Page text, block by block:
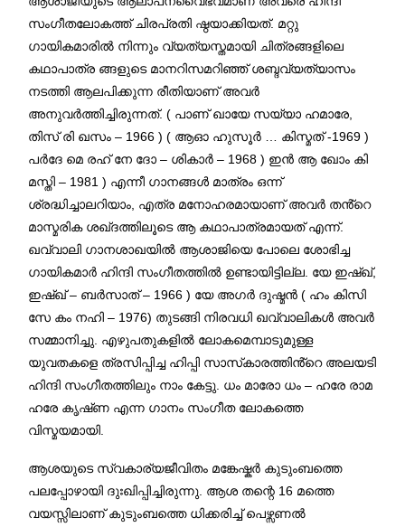
സംഗീതലോകത്ത് ചിരപ്രതി ഷ്ഠയാക്കിയത്. മറ്റു
ഗായികമാരിൽ നിന്നും വ്യത്യസ്തമായി ചിത്രങ്ങളിലെ
കഥാപാത്ര ങ്ങളുടെ മാനറിസമറിഞ്ഞ് ശബ്ദവ്യത്യാസം
നടത്തി ആലപിക്കുന്ന രീതിയാണ് അവർ
അനുവർത്തിച്ചിരുന്നത്. ( പാണ് ഖായേ സയ്യാ ഹമാരേ,
തിസ് രി ഖസം – 1966 ) ( ആഓ ഹുസൂർ … കിസ്മത് -1969 )
പർദേ മെ രഹ് നേ ദോ – ശികാർ – 1968 ) ഇൻ ആ ഖോം കി
മസ്തി – 1981 ) എന്നീ ഗാനങ്ങൾ മാത്രം ഒന്ന്
ശ്രദ്ധിച്ചാലറിയാം, എത്ര മനോഹരമായാണ് അവർ തൻ്റെ
മാസ്മരിക ശഖ്‌ദത്തിലൂടെ ആ കഥാപാത്രമായത് എന്ന്.
ഖവ്വാലി ഗാനശാഖയിൽ ആശാജിയെ പോലെ ശോഭിച്ച
ഗായികമാർ ഹിന്ദി സംഗീതത്തിൽ ഉണ്ടായിട്ടില്ല. യേ ഇഷ്‌ഖ്,
ഇഷ്‌ഖ് – ബർസാത് – 1966 ) യേ അഗർ ദുഷ്മൻ ( ഹം കിസി
സേ കം നഹി – 1976) തുടങ്ങി നിരവധി ഖവ്വാലികൾ അവർ
സമ്മാനിച്ചു. എഴുപതുകളിൽ ലോകമെമ്പാടുമുള്ള
യുവതകളെ ത്രസിപ്പിച്ച ഹിപ്പി സാസ്‌കാരത്തിൻ്റെ അലയടി
ഹിന്ദി സംഗീതത്തിലും നാം കേട്ടു. ധം മാരോ ധം – ഹരേ രാമ
ഹരേ കൃഷ്‌ണ എന്ന ഗാനം സംഗീത ലോകത്തെ
വിസ്മയമായി.
ആശയുടെ സ്വകാര്യജീവിതം മങ്കേഷ്കർ കുടുംബത്തെ
പലപ്പോഴായി ദുഃഖിപ്പിച്ചിരുന്നു. ആശ തന്റെ 16 മത്തെ
വയസ്സിലാണ് കുടുംബത്തെ ധിക്കരിച്ച് പെഴ്സണൽ